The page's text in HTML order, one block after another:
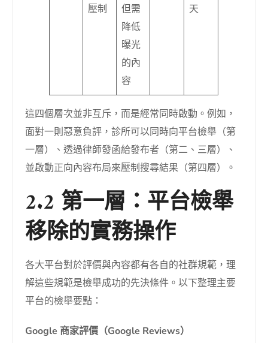
壓制
但需
降低
曝光
的內
容
天
這四個層次並非互斥，而是經常同時啟動。例如，
面對一則惡意負評，診所可以同時向平台檢舉（第
一層）、透過律師發函給發布者（第二、三層）、
並啟動正向內容布局來壓制搜尋結果（第四層）。
2.2 第一層：平台檢舉
移除的實務操作
各大平台對於評價與內容都有各自的社群規範，理
解這些規範是檢舉成功的先決條件。以下整理主要
平台的檢舉要點：
Google 商家評價（Google Reviews）